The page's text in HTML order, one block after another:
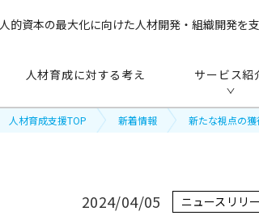
人的資本の最大化に向けた人材開発・組織開発を
人材育成に対する考え サービス紹
人材育成支援TOP 新着情報 新たな視点の
2024/04/05 ニュースリリ